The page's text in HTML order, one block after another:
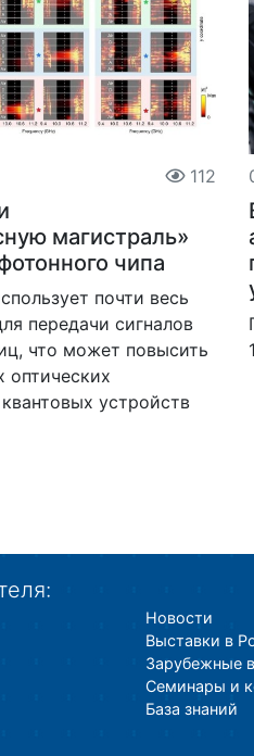
112
магистраль»
чипа
почти весь
передачи сигналов
что может повысить
оптических
устройств
Новости
Выставки в
Зарубежные
Семинары и
База знаний